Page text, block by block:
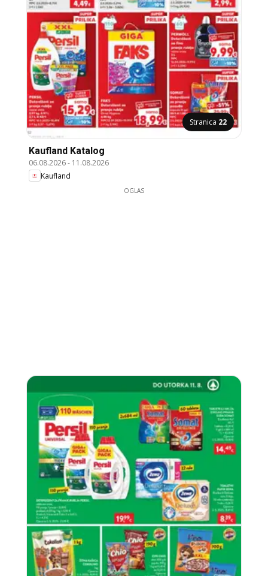
Stranica 22
Kaufland Katalog
06.08.2026- 11.08.2026
Kaufland
OGLAS